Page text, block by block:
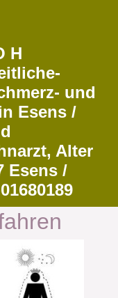
H
und
Esens /
Alter
Esens /